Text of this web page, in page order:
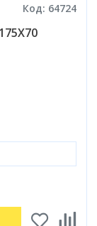
Код: 64724